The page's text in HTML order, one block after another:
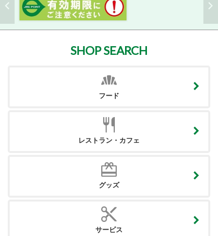
SHOP SEARCH
フード
レストラン・カフェ
グッズ
サービス